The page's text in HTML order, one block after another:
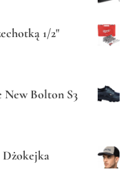
1/2"
New Bolton S3
Dżokejka